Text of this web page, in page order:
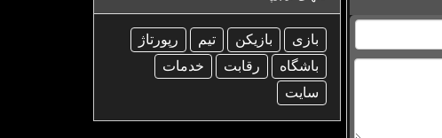
بازی بازیكن تیم
رپورتاژ
باشگاه
رقابت
خدمات
سایت